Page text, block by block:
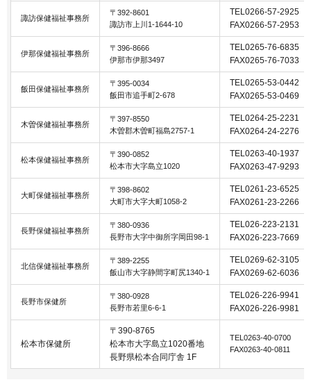
諏訪保健福祉事務所
〒392-8601
諏訪市上川1-1644-10
TEL0266-57-2925
FAX0266-57-2953
伊那保健福祉事務所
〒396-8666
伊那市伊那3497
TEL0265-76-6835
FAX0265-76-7033
飯田保健福祉事務所
〒395-0034
飯田市追手町2-678
TEL0265-53-0442
FAX0265-53-0469
木曽保健福祉事務所
〒397-8550
木曽郡木曽町福島2757-1
TEL0264-25-2231
FAX0264-24-2276
松本保健福祉事務所
〒390-0852
松本市大字島立1020
TEL0263-40-1937
FAX0263-47-9293
大町保健福祉事務所
〒398-8602
大町市大字大町1058-2
TEL0261-23-6525
FAX0261-23-2266
長野保健福祉事務所
〒380-0936
長野市大字中御所字岡田98-1
TEL026-223-2131
FAX026-223-7669
北信保健福祉事務所
〒389-2255
飯山市大字静間字町尻1340-1
TEL0269-62-3105
FAX0269-62-6036
長野市保健所
〒380-0928
長野市若里6-6-1
TEL026-226-9941
FAX026-226-9981
松本市保健所
〒390-8765
松本市大字島立1020番地
長野県松本合同庁舎 1F
TEL0263-40-0700
FAX0263-40-0811